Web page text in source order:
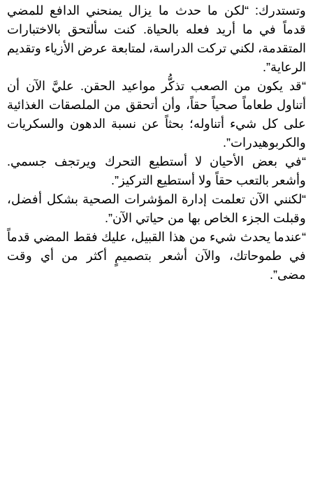
وتستدرك: “لكن ما حدث ما يزال يمنحني الدافع للمضي
قدماً في ما أريد فعله بالحياة. كنت سألتحق بالاختبارات
المتقدمة، لكني تركت الدراسة، لمتابعة عرض الأزياء وتقديم
الرعاية”.
“قد يكون من الصعب تذكُّر مواعيد الحقن. عليَّ الآن أن
أتناول طعاماً صحياً حقاً، وأن أتحقق من الملصقات الغذائية
على كل شيء أتناوله؛ بحثاً عن نسبة الدهون والسكريات
والكربوهيدرات”.
“في بعض الأحيان لا أستطيع التحرك ويرتجف جسمي.
وأشعر بالتعب حقاً ولا أستطيع التركيز”.
“لكنني الآن تعلمت إدارة المؤشرات الصحية بشكل أفضل،
وقبلت الجزء الخاص بها من حياتي الآن”.
“عندما يحدث شيء من هذا القبيل، عليك فقط المضي قدماً
في طموحاتك، والآن أشعر بتصميمٍ أكثر من أي وقت
مضى”.